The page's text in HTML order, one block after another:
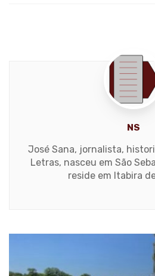
NS
José Sana, jornalista,
Letras, nasceu em São
reside em Itabira